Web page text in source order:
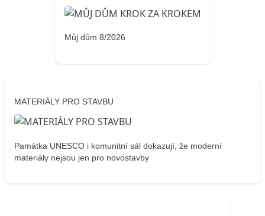
Můj dům 8/2026
MATERIÁLY PRO STAVBU
Památka UNESCO i komunitní sál dokazují, že moderní
materiály nejsou jen pro novostavby